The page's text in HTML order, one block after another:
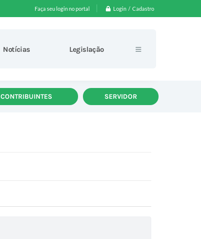
Faça seu login no portal Login / Cadastro
Notícias Legislação
CONTRIBUINTES SERVIDOR